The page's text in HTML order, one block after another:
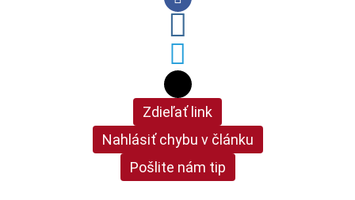
Zdieľať link
Nahlásiť chybu v článku
Pošlite nám tip